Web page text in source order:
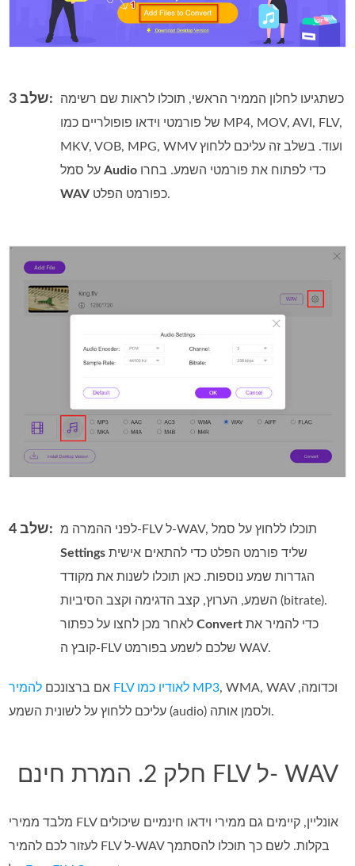
שלב 3:
כשתגיעו לחלון הממיר הראשי, תוכלו לראות שם רשימה
של פורמטי וידאו פופולריים כמו MP4,‏ MOV,‏ AVI,‏ FLV,‏
MKV,‏ VOB,‏ MPG,‏ WMV ועוד. בשלב זה עליכם ללחוץ
על סמלAudio כדי לפתוח את פורמטי השמע. בחרו
WAV
כפורמט הפלט.
שלב 4:
לפני ההמרה מ‑FLV ל‑WAV, תוכלו ללחוץ על סמל
Settings שליד פורמט הפלט כדי להתאים אישית
הגדרות שמע נוספות. כאן תוכלו לשנות את מקודד
השמע, הערוץ, קצב הדגימה וקצב הסיביות (bitrate).
לאחר מכן לחצו על כפתורConvert כדי להמיר את
קובץ ה‑FLV שלכם לשמע בפורמט WAV.
אם ברצונכם להמיר FLV לאודיו כמו MP3,‏ WMA,‏ WAV וכדומה,
עליכם ללחוץ על לשונית השמע (audio) ולסמן אותה.
חלק 2. המרת חינם FLV ל- WAV
מלבד ממירי FLV אונליין, קיימים גם ממירי וידאו חינמיים שיכולים
לעזור לכם להמיר FLV ל‑WAV בקלות. לשם כך תוכלו להסתמך